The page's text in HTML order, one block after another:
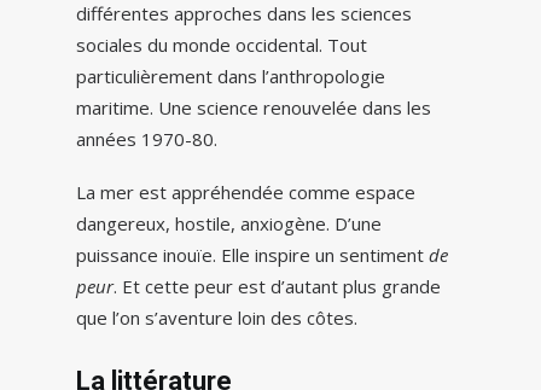
différentes approches dans les sciences
sociales du monde occidental. Tout
particulièrement dans l’anthropologie
maritime. Une science renouvelée dans les
années 1970-80.
La mer est appréhendée comme espace
dangereux, hostile, anxiogène. D’une
puissance inouïe. Elle inspire un sentiment de
peur. Et cette peur est d’autant plus grande
que l’on s’aventure loin des côtes.
La littérature